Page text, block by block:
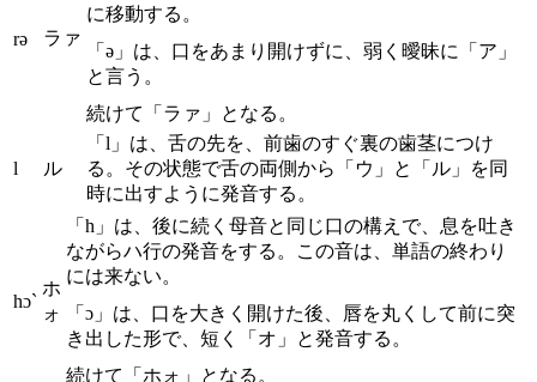
rə ラァ
に移動する。
「ə」は、口をあまり開けずに、弱く曖昧に「ア」
と言う。
続けて「ラァ」となる。
l ル
「l」は、舌の先を、前歯のすぐ裏の歯茎につけ
る。その状態で舌の両側から「ウ」と「ル」を同
時に出すように発音する。
hɔ`
ホ
ォ
「h」は、後に続く母音と同じ口の構えで、息を吐き
ながらハ行の発音をする。この音は、単語の終わり
には来ない。
「ɔ」は、口を大きく開けた後、唇を丸くして前に突
き出した形で、短く「オ」と発音する。
続けて「ホォ」となる。